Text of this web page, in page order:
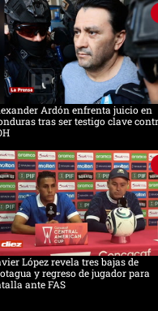
Ardón enfrenta juicio en
tras ser testigo clave
López revela tres bajas de
y regreso de jugador para
ante FAS